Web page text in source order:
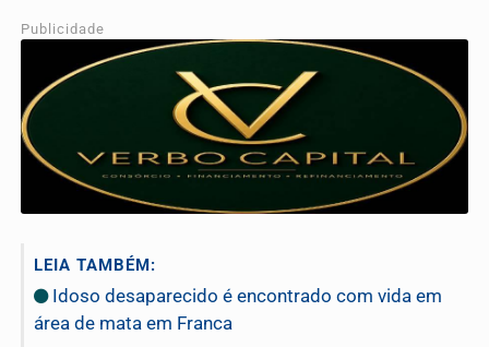
Publicidade
LEIA TAMBÉM:
Idoso desaparecido é encontrado com vida em
área de mata em Franca